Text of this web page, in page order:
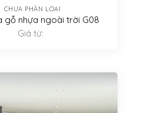
CHƯA PHÂN LOẠI
gỗ nhựa ngoài trời G08
Giá từ: